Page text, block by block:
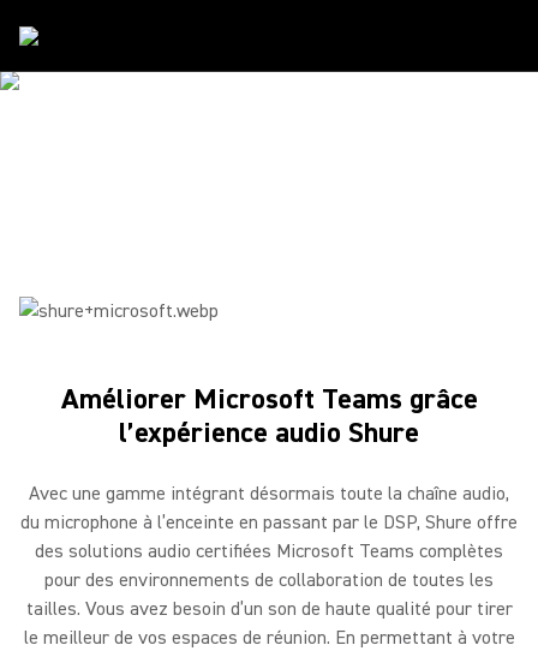
Améliorer Microsoft Teams grâce
l’expérience audio Shure
Avec une gamme intégrant désormais toute la chaîne audio,
du microphone à l’enceinte en passant par le DSP, Shure offre
des solutions audio certifiées Microsoft Teams complètes
pour des environnements de collaboration de toutes les
tailles. Vous avez besoin d’un son de haute qualité pour tirer
le meilleur de vos espaces de réunion. En permettant à votre